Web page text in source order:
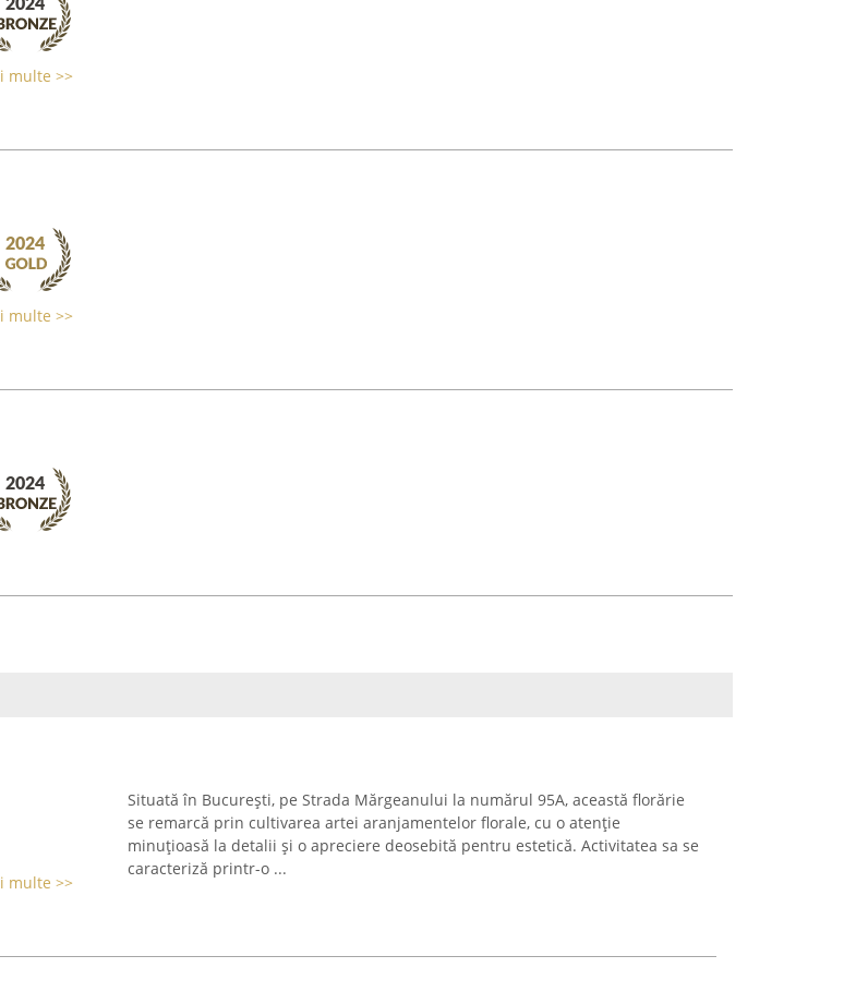
multe >>
multe >>
multe >>
Situată în București, pe Strada Mărgeanului la numărul 95A, această florărie
se remarcă prin cultivarea artei aranjamentelor florale, cu o atenție
minuțioasă la detalii și o apreciere deosebită pentru estetică. Activitatea sa se
caracteriză printr-o ...